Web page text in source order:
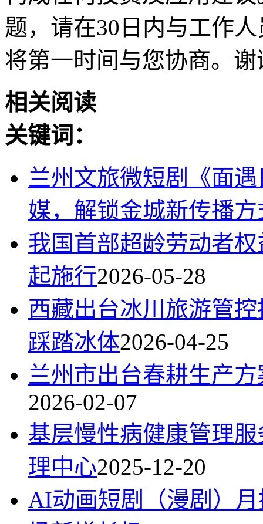
题，请在30日内与工作
将第一时间与您协商。
相关阅读
关键词：
兰州文旅微短剧《面
媒，解锁金城新传播方
我国首部超龄劳动者
起施行2026-05-28
西藏出台冰川旅游管
踩踏冰体2026-04-25
兰州市出台春耕生产
2026-02-07
基层慢性病健康管理
理中心2025-12-20
AI动画短剧（漫剧）